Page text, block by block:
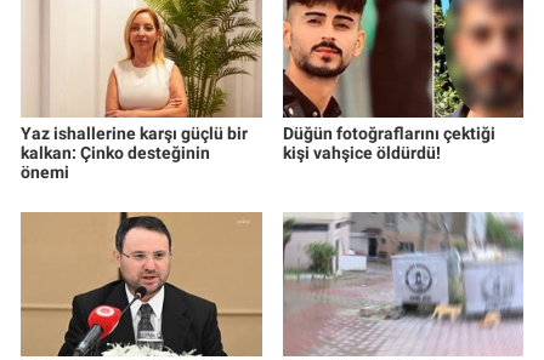
Yaz ishallerine karşı güçlü bir
kalkan: Çinko desteğinin
önemi
Düğün fotoğraflarını çektiği
kişi vahşice öldürdü!